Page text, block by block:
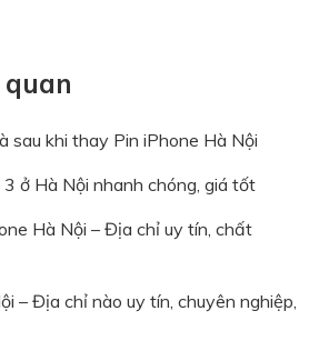
sau khi thay Pin iPhone Hà Nội
ở Hà Nội nhanh chóng, giá tốt
Hà Nội – Địa chỉ uy tín, chất
– Địa chỉ nào uy tín, chuyên nghiệp,